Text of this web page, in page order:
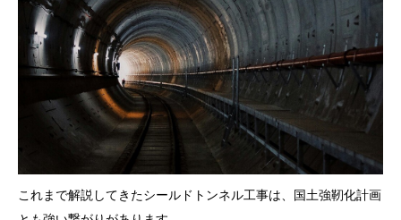
これまで解説してきたシールドトンネル工事は、国土強靭化計画